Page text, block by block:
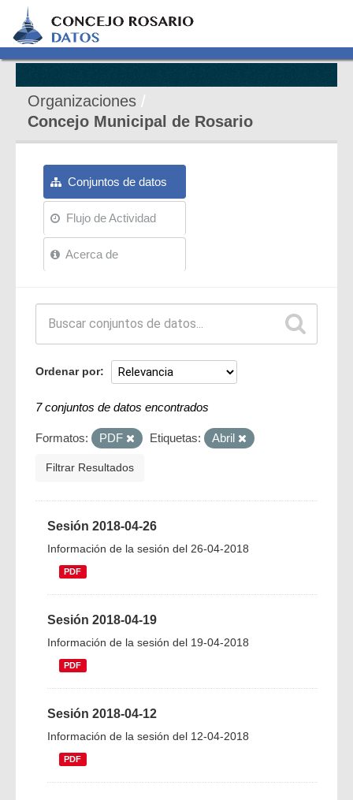
Organizaciones
Concejo Municipal de Rosario
Conjuntos de datos
Flujo de Actividad
Acerca de
Ordenar por
7 conjuntos de datos encontrados
Formatos: PDF Etiquetas: Abril
Filtrar Resultados
Sesión 2018-04-26
Información de la sesión del 26-04-2018
PDF
Sesión 2018-04-19
Información de la sesión del 19-04-2018
PDF
Sesión 2018-04-12
Información de la sesión del 12-04-2018
PDF